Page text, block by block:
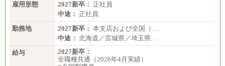
雇用形態
2027新卒： 正社員
中途： 正社員
勤務地
2027新卒： 本支店および全国（…
中途： 北海道／宮城県／埼玉県…
給与
2027新卒：
全職種共通（2026年4月実績）